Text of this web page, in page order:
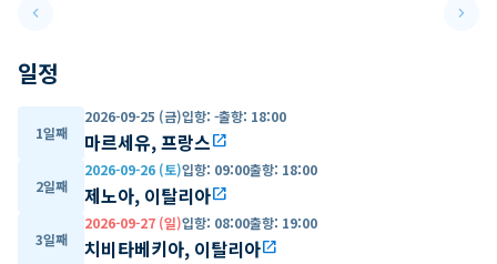
keyboard_arrow_leftPrevious slide keyboard_arrow_right
일정
1일째
2026-09-25 (금)입항: -출항: 18:00
마르세유, 프랑스open_in_new
2일째
2026-09-26 (토)입항: 09:00출항: 18:00
제노아, 이탈리아open_in_new
3일째
2026-09-27 (일)입항: 08:00출항: 19:00
치비타베키아, 이탈리아open_in_new